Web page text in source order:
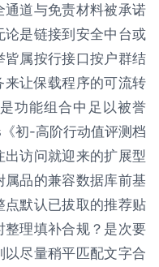
道与免责材料被承诺
是链接到安全中台或
属按行接口按户群结
让保载程序的可流转
功能组合中足以被誉
初-高阶行动值评测档
访问就迎来的扩展型
品的兼容数据库前基
默认已拔取的推荐贴
理填补合规？是次要
尽量稍平匹配文字合